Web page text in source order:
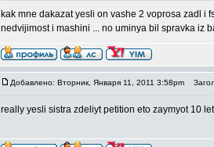
kak mne dakazat yesli on vashe 2 voprosa zadl i
nedvijimost i mashini ... no uminya bil spravka iz
Добавлено: Вторник, Января 11, 2011 3:58pm
really yesli sistra zdeliyt petition eto zaymyot 10